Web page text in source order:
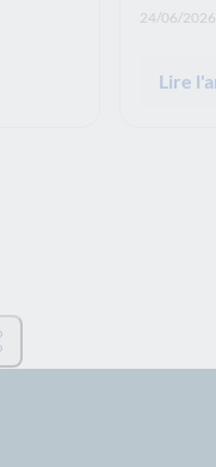
Date de
24/06/2026
Lire